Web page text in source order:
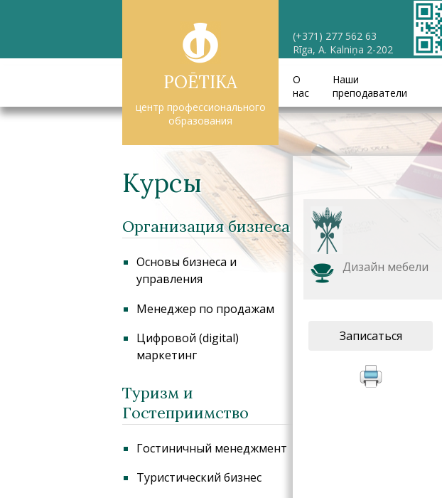
(+371) 277 562 63
Rīga, A. Kalniņa 2-202
POĒTIKA
центр профессионального
образования
О
нас
Наши
преподаватели
Курсы
Организация бизнеса
Основы бизнеса и
управления
Менеджер по продажам
Цифровой (digital)
маркетинг
Туризм и
Гостеприимство
Гостиничный менеджмент
Туристический бизнес
Дизайн мебели
Записаться